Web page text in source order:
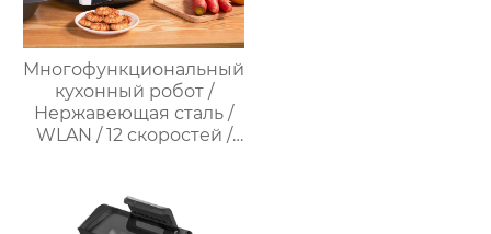
Многофункциональный
кухонный робот /
Нержавеющая сталь /
WLAN / 12 скоростей /
Предустановленные
рецепты / Миксер